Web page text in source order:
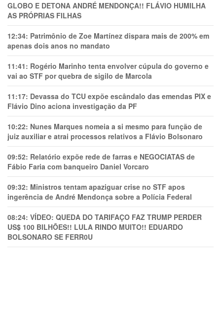
GLOBO E DETONA ANDRÉ MENDONÇA!! FLÁVIO HUMILHA
AS PRÓPRIAS FILHAS
12:34: Patrimônio de Zoe Martínez dispara mais de 200% em
apenas dois anos no mandato
11:41: Rogério Marinho tenta envolver cúpula do governo e
vai ao STF por quebra de sigilo de Marcola
11:17: Devassa do TCU expõe escândalo das emendas PIX e
Flávio Dino aciona investigação da PF
10:22: Nunes Marques nomeia a si mesmo para função de
juiz auxiliar e atrai processos relativos a Flávio Bolsonaro
09:52: Relatório expõe rede de farras e NEGOCIATAS de
Fábio Faria com banqueiro Daniel Vorcaro
09:32: Ministros tentam apaziguar crise no STF apos
ingerência de André Mendonça sobre a Polícia Federal
08:24: VÍDEO: QUEDA DO TARIFAÇO FAZ TRUMP PERDER
US$ 100 BILHÕES!! LULA RINDO MUITO!! EDUARDO
BOLSONARO SE FERR0U